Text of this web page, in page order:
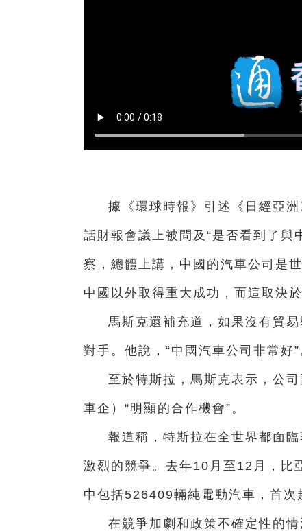
據《環球時報》引述 《日經亞
話財報會議上被問及“是否看到了與
察，總體上講，中國的汽車公司是
中國以外取得重大成功，而這取決
馬斯克還補充道，如果沒有貿
對手。他說，“中國汽車公司非常好”
至於特斯拉，馬斯克表示，公
車企）“明顯的合作機會”。
報道稱，特斯拉在全世界都面
激烈的競爭。去年10月至12月，比
中包括526409輛純電動汽車，首次
在競爭加劇和政策不確定性的